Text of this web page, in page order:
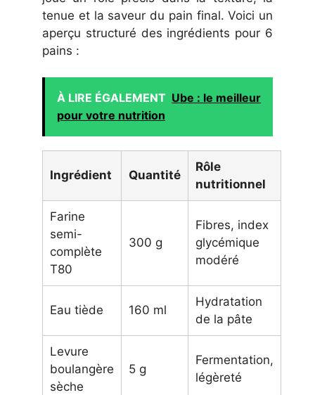
tenue et la saveur du pain final. Voici un
aperçu structuré des ingrédients pour 6
pains :
À LIRE ÉGALEMENT Ube : le meilleur
pour votre nutrition
Ingrédient Quantité
Rôle
nutritionnel
Farine
semi-
complète
T80
300 g
Fibres, index
glycémique
modéré
Eau tiède 160 ml
Hydratation
de la pâte
Levure
boulangère
sèche
5 g
Fermentation,
légèreté